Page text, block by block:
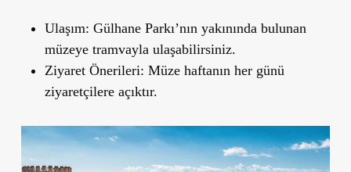
Ulaşım: Gülhane Parkı’nın yakınında bulunan
müzeye tramvayla ulaşabilirsiniz.
Ziyaret Önerileri: Müze haftanın her günü
ziyaretçilere açıktır.